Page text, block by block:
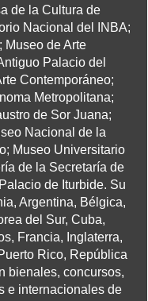
de la Cultura de
Nacional del INBA;
Museo de Arte
Palacio del
Contemporáneo;
Metropolitana;
de Sor Juana;
Nacional de la
Museo Universitario
de la Secretaría de
de Iturbide. Su
Argentina, Bélgica,
del Sur, Cuba,
Francia, Inglaterra,
Rico, República
bienales, concursos,
e internacionales de